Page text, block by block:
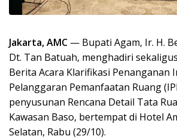
Jakarta, AMC — Bupati Agam, Ir. H.
Dt. Tan Batuah, menghadiri
Berita Acara Klarifikasi Penanganan
Pelanggaran Pemanfaatan Ruang
penyusunan Rencana Detail Tata
Kawasan Baso, bertempat di Hotel
Selatan, Rabu (29/10).